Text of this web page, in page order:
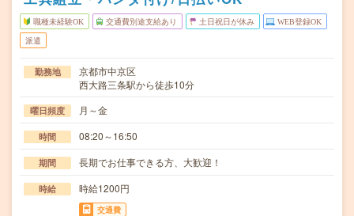
職種未経験OK 交通費別途支給あり 土日祝日が休み WEB登録OK
派遣
勤務地
京都市中京区
西大路三条駅から徒歩10分
曜日頻度 月～金
時間 08:20～16:50
期間 長期でお仕事できる方、大歓迎！
時給 時給1200円
交通費